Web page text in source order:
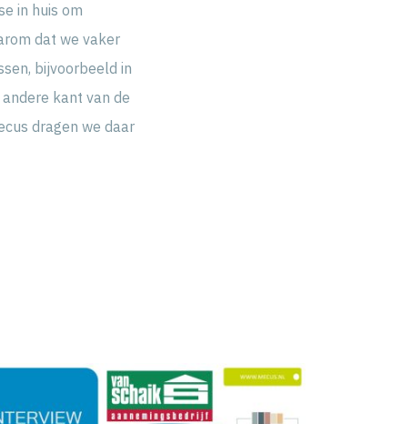
in huis om
dat we vaker
bijvoorbeeld in
kant van de
dragen we daar